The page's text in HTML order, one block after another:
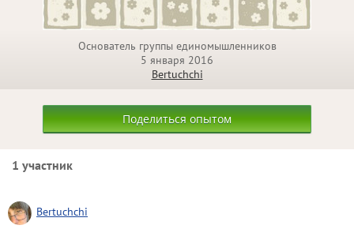
Основатель группы единомышленников
5 января 2016
Bertuchchi
Поделиться опытом
1 участник
Bertuchchi